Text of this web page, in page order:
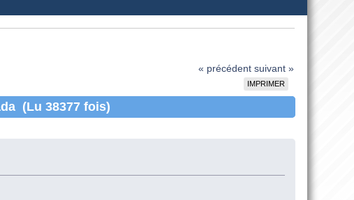
« précédent suivant »
IMPRIMER
(Lu 38377 fois)